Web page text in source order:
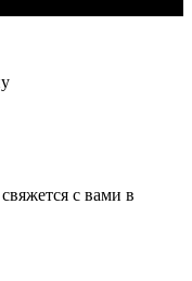
с вами в